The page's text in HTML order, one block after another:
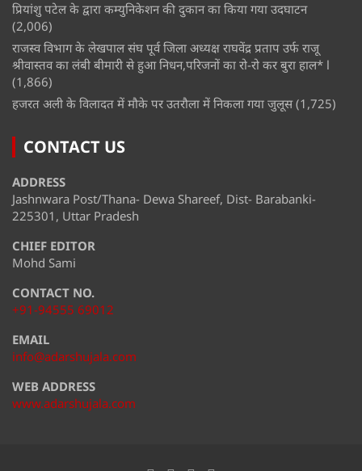
प्रियांशु पटेल के द्वारा कम्युनिकेशन की दुकान का किया गया उदघाटन
(2,006)
राजस्व विभाग के लेखपाल संघ पूर्व जिला अध्यक्ष राघवेंद्र प्रताप उर्फ राजू
श्रीवास्तव का लंबी बीमारी से हुआ निधन,परिजनों का रो-रो कर बुरा हाल* l
(1,866)
हजरत अली के विलादत में मौके पर उतरौला में निकला गया जुलूस (1,725)
CONTACT US
ADDRESS
Jashnwara Post/Thana- Dewa Shareef, Dist- Barabanki-
225301, Uttar Pradesh
CHIEF EDITOR
Mohd Sami
CONTACT NO.
+91-94555 69012
EMAIL
info@adarshujala.com
WEB ADDRESS
www.adarshujala.com